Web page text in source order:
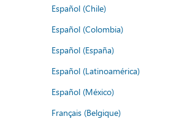
Español (Chile)
Español (Colombia)
Español (España)
Español (Latinoamérica)
Español (México)
Français (Belgique)